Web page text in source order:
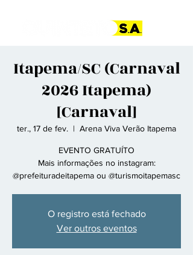
Itapema/SC (Carnaval
2026 Itapema)
[Carnaval]
ter., 17 de fev.
  |
Arena Viva Verão Itapema
EVENTO GRATUÍTO
Mais informações no instagram:
@prefeituradeitapema ou @turismoitapemasc
O registro está fechado
Ver outros eventos